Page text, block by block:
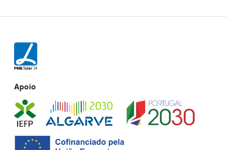
Apoio